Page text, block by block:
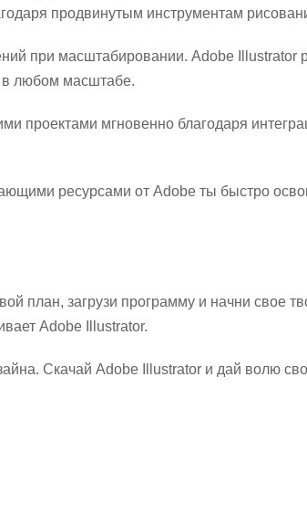
продвинутым инструментам
при масштабировании. Adobe Illustrator
в любом масштабе.
проектами мгновенно благодаря
ресурсами от Adobe ты быстро
план, загрузи программу и начни свое
Adobe Illustrator.
Скачай Adobe Illustrator и дай волю